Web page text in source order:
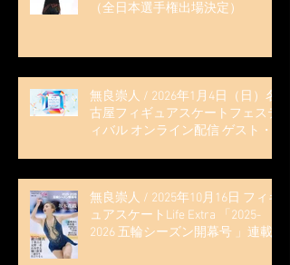
（全日本選手権出場決定）
無良崇人 / 2026年1月4日（日）名
古屋フィギュアスケートフェステ
ィバル オンライン配信 ゲスト・
無良崇人 / 2025年10月16日 フィギ
ュアスケートLife Extra 「2025-
2026 五輪シーズン開幕号 」連載